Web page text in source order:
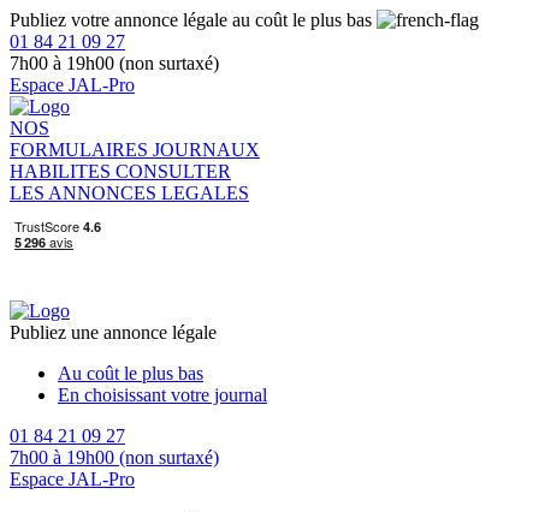
Publiez votre annonce légale au coût le plus bas
01 84 21 09 27
7h00 à 19h00 (non surtaxé)
Espace JAL-Pro
NOS
FORMULAIRES JOURNAUX
HABILITES CONSULTER
LES ANNONCES LEGALES
Publiez une annonce légale
Au coût le plus bas
En choisissant votre journal
01 84 21 09 27
7h00 à 19h00 (non surtaxé)
Espace JAL-Pro